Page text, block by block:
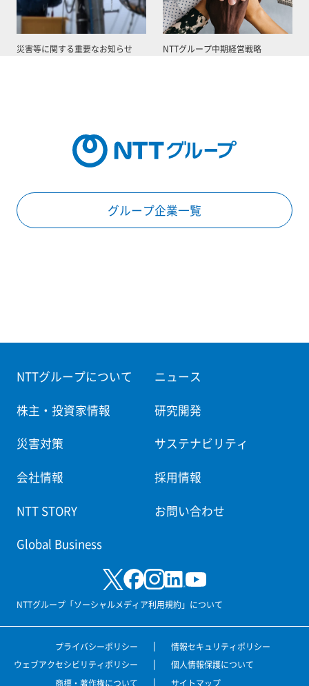
災害等に関する重要なお知らせ NTTグループ中期経営戦略
グループ企業一覧
NTTグループについて ニュース
株主・投資家情報 研究開発
災害対策 サステナビリティ
会社情報 採用情報
NTT STORY お問い合わせ
Global Business
NTTグループ「ソーシャルメディア利用規約」について
プライバシーポリシー
情報セキュリティポリシー
ウェブアクセシビリティポリシー
個人情報保護について
商標・著作権について
サイトマップ